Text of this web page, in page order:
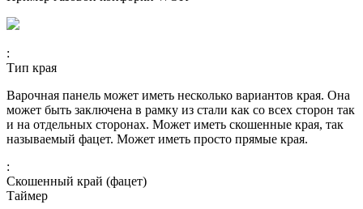
:
Тип края
Варочная панель может иметь несколько вариантов края. Она
может быть заключена в рамку из стали как со всех сторон так
и на отдельных сторонах. Может иметь скошенные края, так
называемый фацет. Может иметь просто прямые края.
:
Скошенный край (фацет)
Таймер